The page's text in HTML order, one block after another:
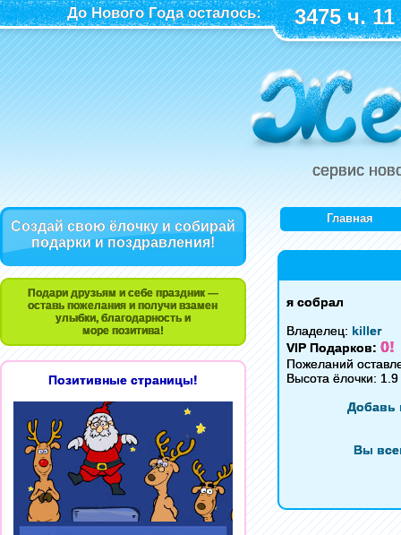
До Нового Года осталось: 3475 ч.
сервис
Создай свою ёлочку и собирай
подарки и поздравления!
Подари друзьям и себе праздник —
оставь пожелания и получи взамен
улыбки, благодарность и
море позитива!
Позитивные страницы!
Главная
я собрал
Владелец: killer
VIP Подарков: 0!
Пожеланий
Высота ёлочки:
Добавь
Вы